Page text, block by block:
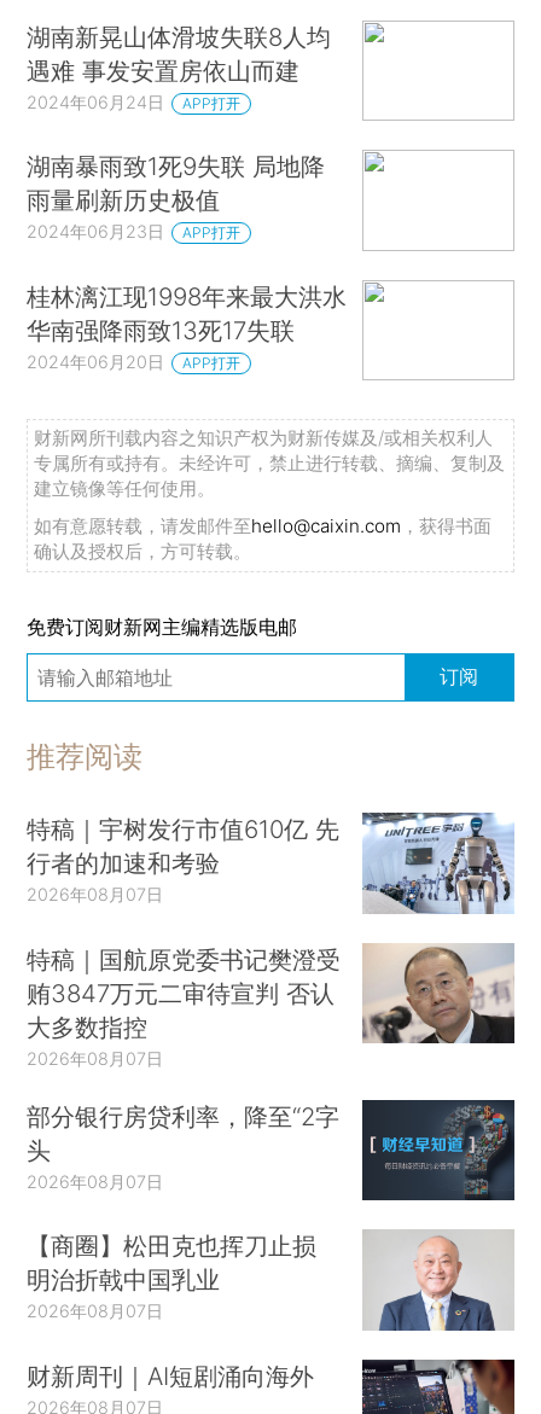
湖南新晃山体滑坡失联8人均
遇难 事发安置房依山而建
2024年06月24日 APP打开
湖南暴雨致1死9失联 局地降
雨量刷新历史极值
2024年06月23日 APP打开
桂林漓江现1998年来最大洪水
华南强降雨致13死17失联
2024年06月20日 APP打开
财新网所刊载内容之知识产权为财新传媒及/或相关权利人
专属所有或持有。未经许可，禁止进行转载、摘编、复制及
建立镜像等任何使用。
如有意愿转载，请发邮件至hello@caixin.com ，获得书面
确认及授权后，方可转载。
免费订阅财新网主编精选版电邮
订阅
推荐阅读
特稿｜宇树发行市值610亿 先
行者的加速和考验
2026年08月07日
特稿｜国航原党委书记樊澄受
贿3847万元二审待宣判 否认
大多数指控
2026年08月07日
部分银行房贷利率，降至“2字
头
2026年08月07日
【商圈】松田克也挥刀止损
明治折戟中国乳业
2026年08月07日
财新周刊｜AI短剧涌向海外
2026年08月07日